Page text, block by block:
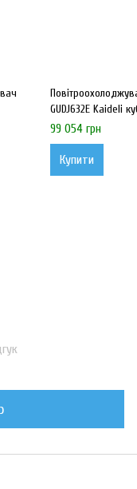
GUDJ632E Kaideli
9мм ламель
99 054 грн
Купити